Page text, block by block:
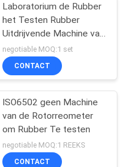
Laboratorium de Rubber
het Testen Rubber
Uitdrijvende Machine van
de Machine
Tweelingschroef voor
pvc-de PA van PC
negotiable MOQ:1 set
CONTACT
ISO6502 geen Machine
van de Rotorreometer
om Rubber Te testen
negotiable MOQ:1 REEKS
CONTACT